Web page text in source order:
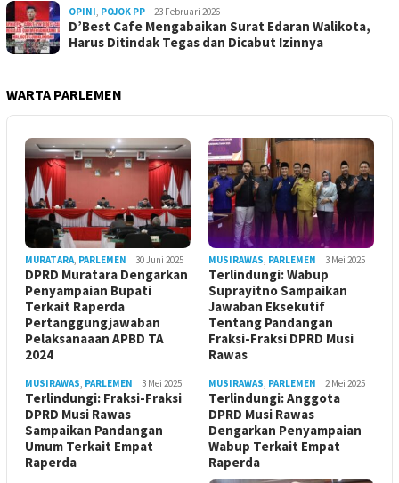
OPINI, POJOK PP 23 Februari 2026
D’Best Cafe Mengabaikan Surat Edaran Walikota,
Harus Ditindak Tegas dan Dicabut Izinnya
WARTA PARLEMEN
MURATARA, PARLEMEN 30 Juni 2025
DPRD Muratara Dengarkan
Penyampaian Bupati
Terkait Raperda
Pertanggungjawaban
Pelaksanaaan APBD TA
2024
MUSIRAWAS, PARLEMEN 3 Mei 2025
Terlindungi: Wabup
Suprayitno Sampaikan
Jawaban Eksekutif
Tentang Pandangan
Fraksi-Fraksi DPRD Musi
Rawas
MUSIRAWAS, PARLEMEN 3 Mei 2025
Terlindungi: Fraksi-Fraksi
DPRD Musi Rawas
Sampaikan Pandangan
Umum Terkait Empat
Raperda
MUSIRAWAS, PARLEMEN 2 Mei 2025
Terlindungi: Anggota
DPRD Musi Rawas
Dengarkan Penyampaian
Wabup Terkait Empat
Raperda